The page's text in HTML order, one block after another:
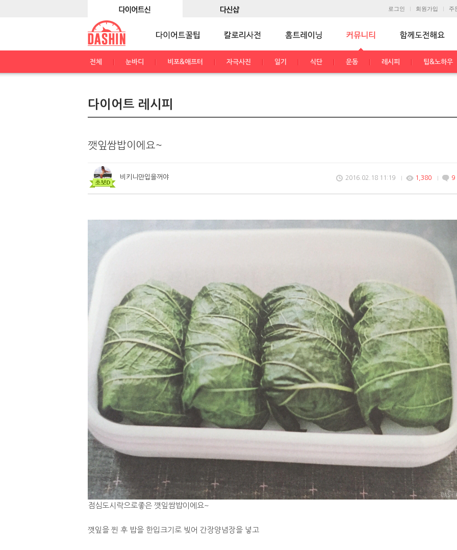
로그인 회원가입 주
전체 눈바디 비포&애프터 자극사진 일기 식단 운동 레시피 팁&노하우
다이어트 레시피
깻잎쌈밥이에요~
비키니만입을꺼야 2016.02.18 11:19 1,380 9
점심도시락으로좋은 깻잎쌈밥이에요~
깻잎을 찐 후 밥을 한입크기로 빚어 간장양념장을 넣고